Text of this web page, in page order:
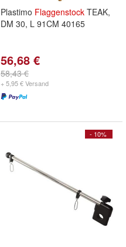
Plastimo Flaggenstock TEAK,
DM 30, L 91CM 40165
56,68 €
58,43 €
+ 5,95 € Versand
- 10%